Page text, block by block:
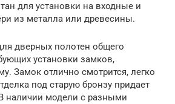
для установки на входные и
из металла или древесины.
дверных полотен общего
установки замков,
Замок отлично смотрится, легко
под старую бронзу придает
наличии модели с разными